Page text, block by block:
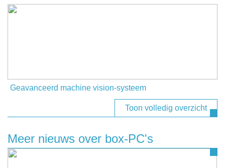
Geavanceerd machine vision-systeem
Toon volledig overzicht
Meer nieuws over box-PC's